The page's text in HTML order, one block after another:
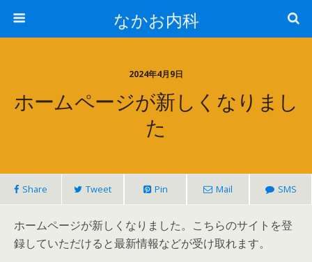
なかお内科
2024年4月9日
ホームページが新しくなりまし
た
Share Tweet Pin Mail SMS
ホームページが新しくなりました。こちらのサイトを登
録していただけると最新情報などが受け取れます。